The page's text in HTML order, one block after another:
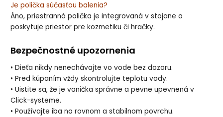
Je polička súčasťou balenia?
Áno, priestranná polička je integrovaná v stojane a
poskytuje priestor pre kozmetiku či hračky.
Bezpečnostné upozornenia
• Dieťa nikdy nenechávajte vo vode bez dozoru.
• Pred kúpaním vždy skontrolujte teplotu vody.
• Uistite sa, že je vanička správne a pevne upevnená v
Click-systeme.
• Používajte iba na rovnom a stabilnom povrchu.